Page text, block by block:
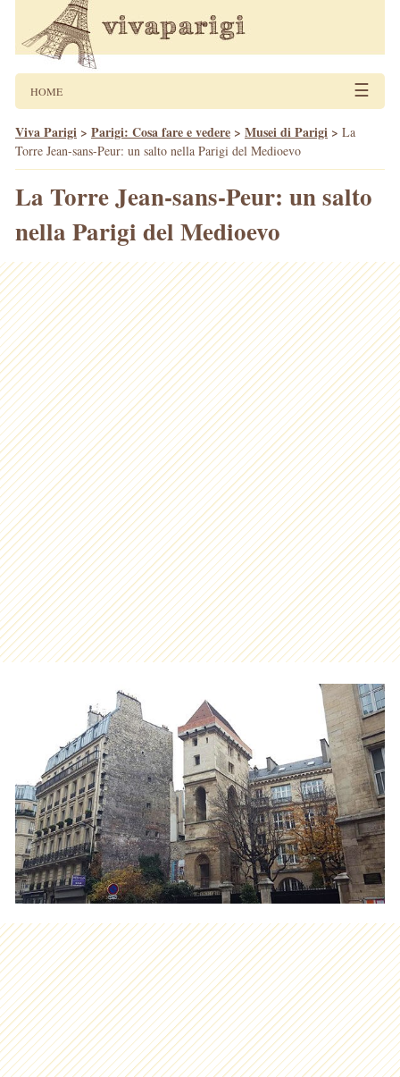
HOME ☰
Viva Parigi > Parigi: Cosa fare e vedere > Musei di Parigi > La
Torre Jean-sans-Peur: un salto nella Parigi del Medioevo
La Torre Jean-sans-Peur: un salto
nella Parigi del Medioevo